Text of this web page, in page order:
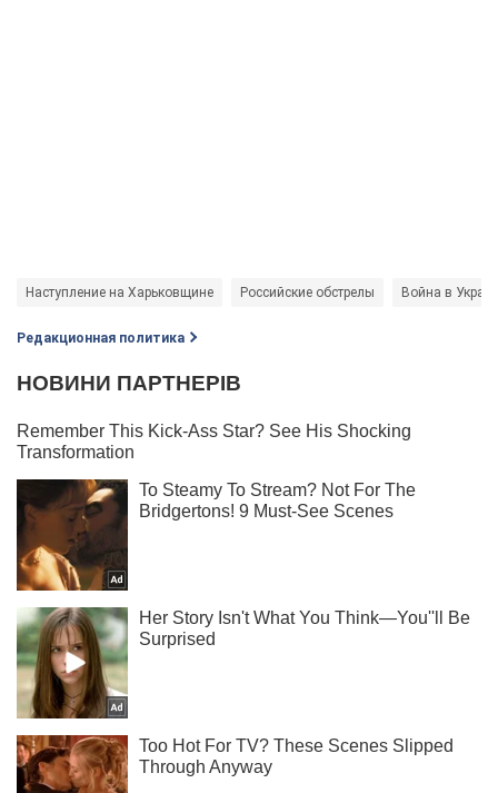
Наступление на Харьковщине Российские обстрелы Война в
Редакционная политика